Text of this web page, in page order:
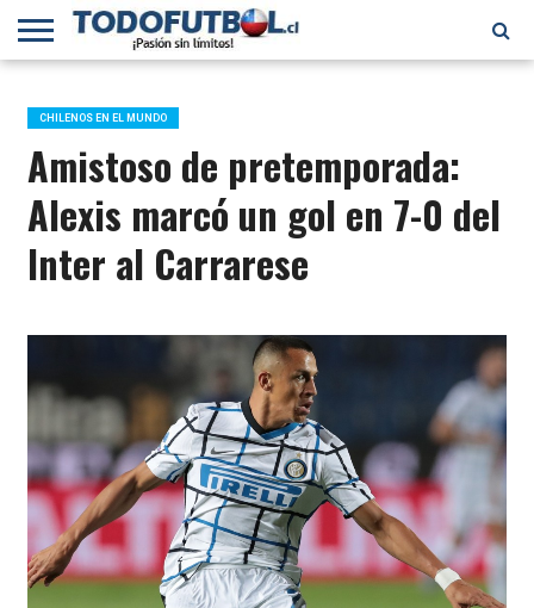
PRIMERA
B
SELECCIÓN
CHILENA
CHILENOS
EN EL
MUNDO
FÚTBOL
INTERNACIONAL
CHILENOS EN EL MUNDO
Amistoso de pretemporada:
Alexis marcó un gol en 7-0 del
Inter al Carrarese